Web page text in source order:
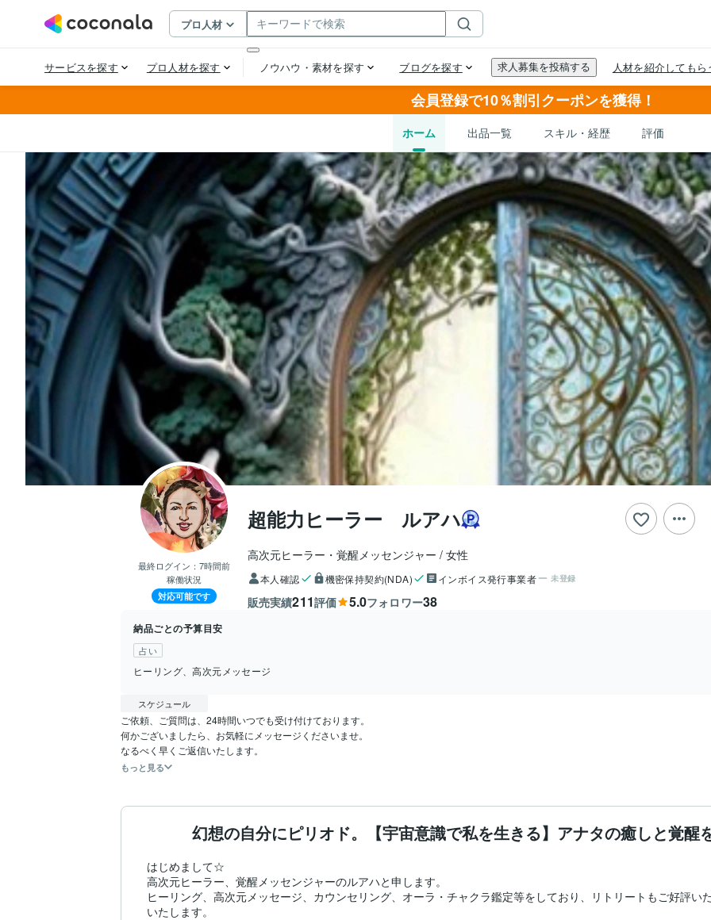
会員登録で10％割引クーポンを獲得！
ホーム 出品一覧 スキル・経歴 評価
最終ログイン： 7時間前
稼働状況
対応可能です
超能力ヒーラー ルアハ
高次元ヒーラー・覚醒メッセンジャー 女性
本人確認 機密保持契約(NDA) インボイス発行事業者 未登録
販売実績211評価 5.0フォロワー38
納品ごとの予算目安
占い
ヒーリング、高次元メッセージ
スケジュール
ご依頼、ご質問は、24時間いつでも受け付けております。
何かございましたら、お気軽にメッセージくださいませ。
なるべく早くご返信いたします。
もっと見る
幻想の自分にピリオド。【宇宙意識で私を生きる】アナタの癒しと覚
はじめまして☆
高次元ヒーラー、覚醒メッセンジャーのルアハと申します。
ヒーリング、高次元メッセージ、カウンセリング、オーラ・チャクラ鑑定等をしており、リトリートもご好評い
いたします。